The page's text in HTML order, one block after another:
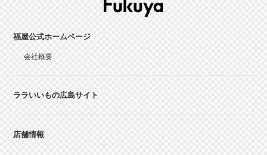
福屋公式ホームページ
会社概要
ララいいもの広島サイト
店舗情報